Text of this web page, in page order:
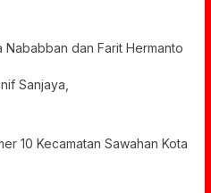
Nababban dan Farit Hermanto
Sanjaya,
10 Kecamatan Sawahan Kota